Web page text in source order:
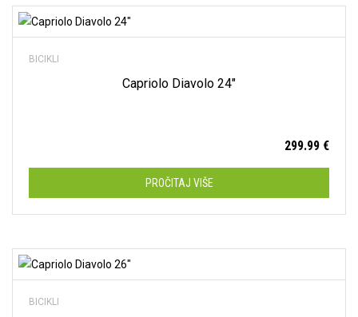
BICIKLI
Capriolo Diavolo 24″
299.99 €
PROČITAJ VIŠE
BICIKLI